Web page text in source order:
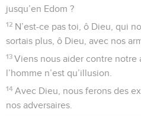
jusqu’en Edom ?
12 N’est-ce pas toi, ô Dieu, qui
sortais plus, ô Dieu, avec nos
13 Viens nous aider contre notre
l’homme n’est qu’illusion.
14 Avec Dieu, nous ferons des
nos adversaires.